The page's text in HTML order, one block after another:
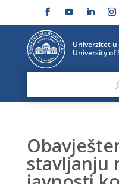
stavljanju